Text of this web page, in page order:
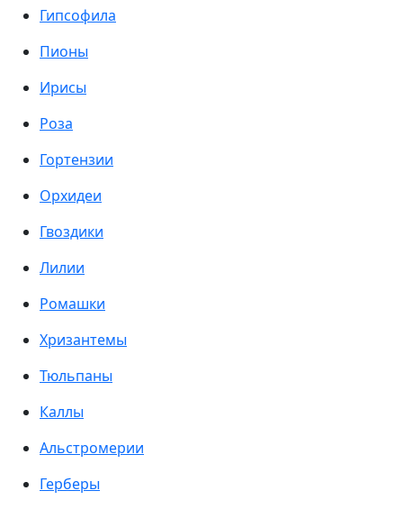
Гипсофила
Пионы
Ирисы
Роза
Гортензии
Орхидеи
Гвоздики
Лилии
Ромашки
Хризантемы
Тюльпаны
Каллы
Альстромерии
Герберы